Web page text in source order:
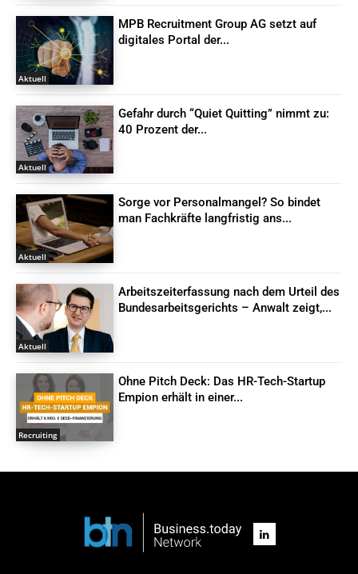
Aktuell
MPB Recruitment Group AG setzt auf
digitales Portal der...
Aktuell
Gefahr durch “Quiet Quitting” nimmt zu:
40 Prozent der...
Aktuell
Sorge vor Personalmangel? So bindet
man Fachkräfte langfristig ans...
Aktuell
Arbeitszeiterfassung nach dem Urteil des
Bundesarbeitsgerichts – Anwalt zeigt,...
Recruiting
Ohne Pitch Deck: Das HR-Tech-Startup
Empion erhält in einer...